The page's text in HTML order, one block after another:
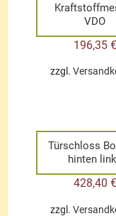
VDO
196,35 €
zzgl.
Türschloss
hinten
428,40 €
zzgl.